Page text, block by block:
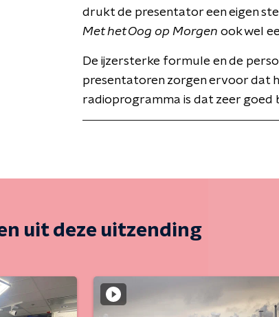
drukt de presentator een eigen
Met het Oog op Morgen ook wel
De ijzersterke formule en de
presentatoren zorgen ervoor dat
radioprogramma is dat zeer goed
uit deze uitzending